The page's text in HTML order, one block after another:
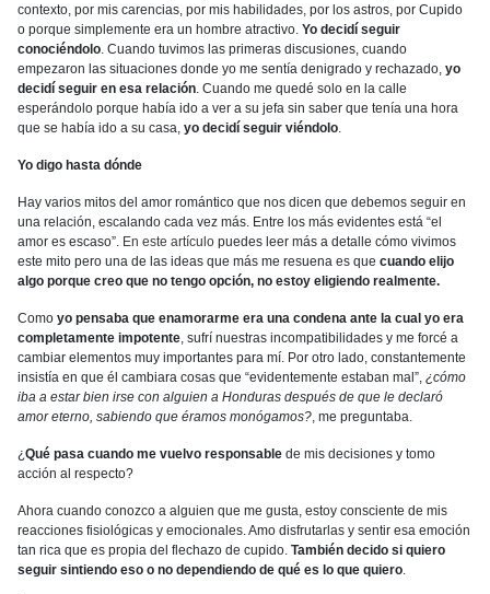
contexto, por mis carencias, por mis habilidades, por los astros, por Cupido
o porque simplemente era un hombre atractivo. Yo decidí seguir
conociéndolo. Cuando tuvimos las primeras discusiones, cuando
empezaron las situaciones donde yo me sentía denigrado y rechazado, yo
decidí seguir en esa relación. Cuando me quedé solo en la calle
esperándolo porque había ido a ver a su jefa sin saber que tenía una hora
que se había ido a su casa, yo decidí seguir viéndolo.
Yo digo hasta dónde
Hay varios mitos del amor romántico que nos dicen que debemos seguir en
una relación, escalando cada vez más. Entre los más evidentes está “el
amor es escaso”. En este artículo puedes leer más a detalle cómo vivimos
este mito pero una de las ideas que más me resuena es que cuando elijo
algo porque creo que no tengo opción, no estoy eligiendo realmente.
Como yo pensaba que enamorarme era una condena ante la cual yo era
completamente impotente, sufrí nuestras incompatibilidades y me forcé a
cambiar elementos muy importantes para mí. Por otro lado, constantemente
insistía en que él cambiara cosas que “evidentemente estaban mal”, ¿cómo
iba a estar bien irse con alguien a Honduras después de que le declaró
amor eterno, sabiendo que éramos monógamos?, me preguntaba.
¿Qué pasa cuando me vuelvo responsable de mis decisiones y tomo
acción al respecto?
Ahora cuando conozco a alguien que me gusta, estoy consciente de mis
reacciones fisiológicas y emocionales. Amo disfrutarlas y sentir esa emoción
tan rica que es propia del flechazo de cupido. También decido si quiero
seguir sintiendo eso o no dependiendo de qué es lo que quiero.